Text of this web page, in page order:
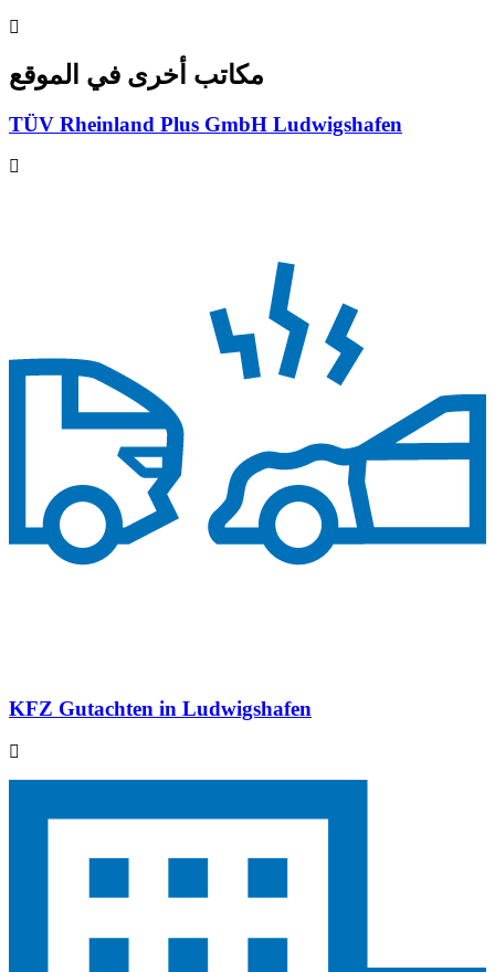
مكاتب أخرى في الموقع
TÜV Rheinland Plus GmbH Ludwigshafen
KFZ Gutachten in Ludwigshafen